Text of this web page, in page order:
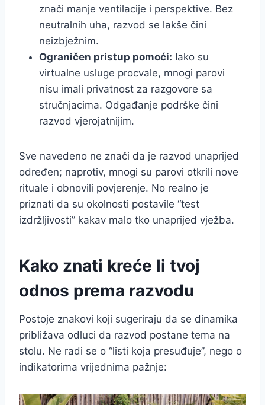
znači manje ventilacije i perspektive. Bez
neutralnih uha, razvod se lakše čini
neizbježnim.
Ograničen pristup pomoći: Iako su
virtualne usluge procvale, mnogi parovi
nisu imali privatnost za razgovore sa
stručnjacima. Odgađanje podrške čini
razvod vjerojatnijim.
Sve navedeno ne znači da je razvod unaprijed
određen; naprotiv, mnogi su parovi otkrili nove
rituale i obnovili povjerenje. No realno je
priznati da su okolnosti postavile “test
izdržljivosti” kakav malo tko unaprijed vježba.
Kako znati kreće li tvoj
odnos prema razvodu
Postoje znakovi koji sugeriraju da se dinamika
približava odluci da razvod postane tema na
stolu. Ne radi se o “listi koja presuđuje”, nego o
indikatorima vrijednima pažnje: